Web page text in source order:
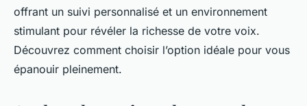
offrant un suivi personnalisé et un environnement
stimulant pour révéler la richesse de votre voix.
Découvrez comment choisir l’option idéale pour vous
épanouir pleinement.